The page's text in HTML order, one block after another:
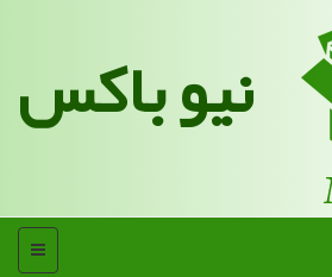
نیو باکس
منو